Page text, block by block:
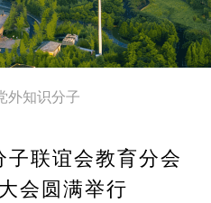
外知识分子
联谊会教育分会
会圆满举行